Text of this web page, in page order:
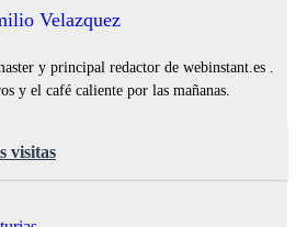
Velazquez
y principal redactor de webinstant.es .
y el café caliente por las mañanas.
visitas